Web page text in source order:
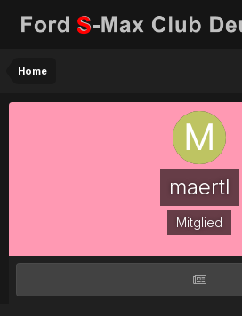
Home
maertl
Mitglied